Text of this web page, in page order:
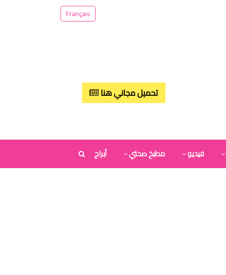
Français
تحميل مجاني هنا
فيديو مطبخ صحتي أبراج